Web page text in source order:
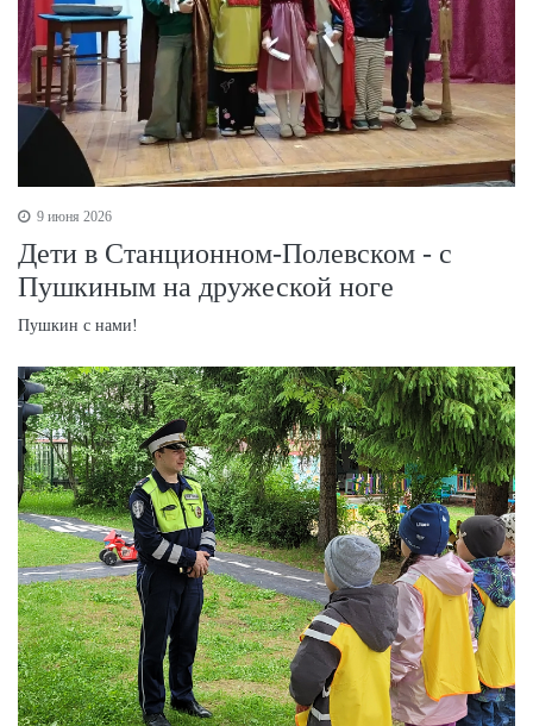
9 июня 2026
Дети в Станционном-Полевском - с
Пушкиным на дружеской ноге
Пушкин с нами!